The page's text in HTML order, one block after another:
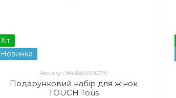
3. Образ і
У першому
стійких і
Хіт
Новинка
Артикул: 8436603330770
Подарунковий набір для жінок
TOUCH Tous